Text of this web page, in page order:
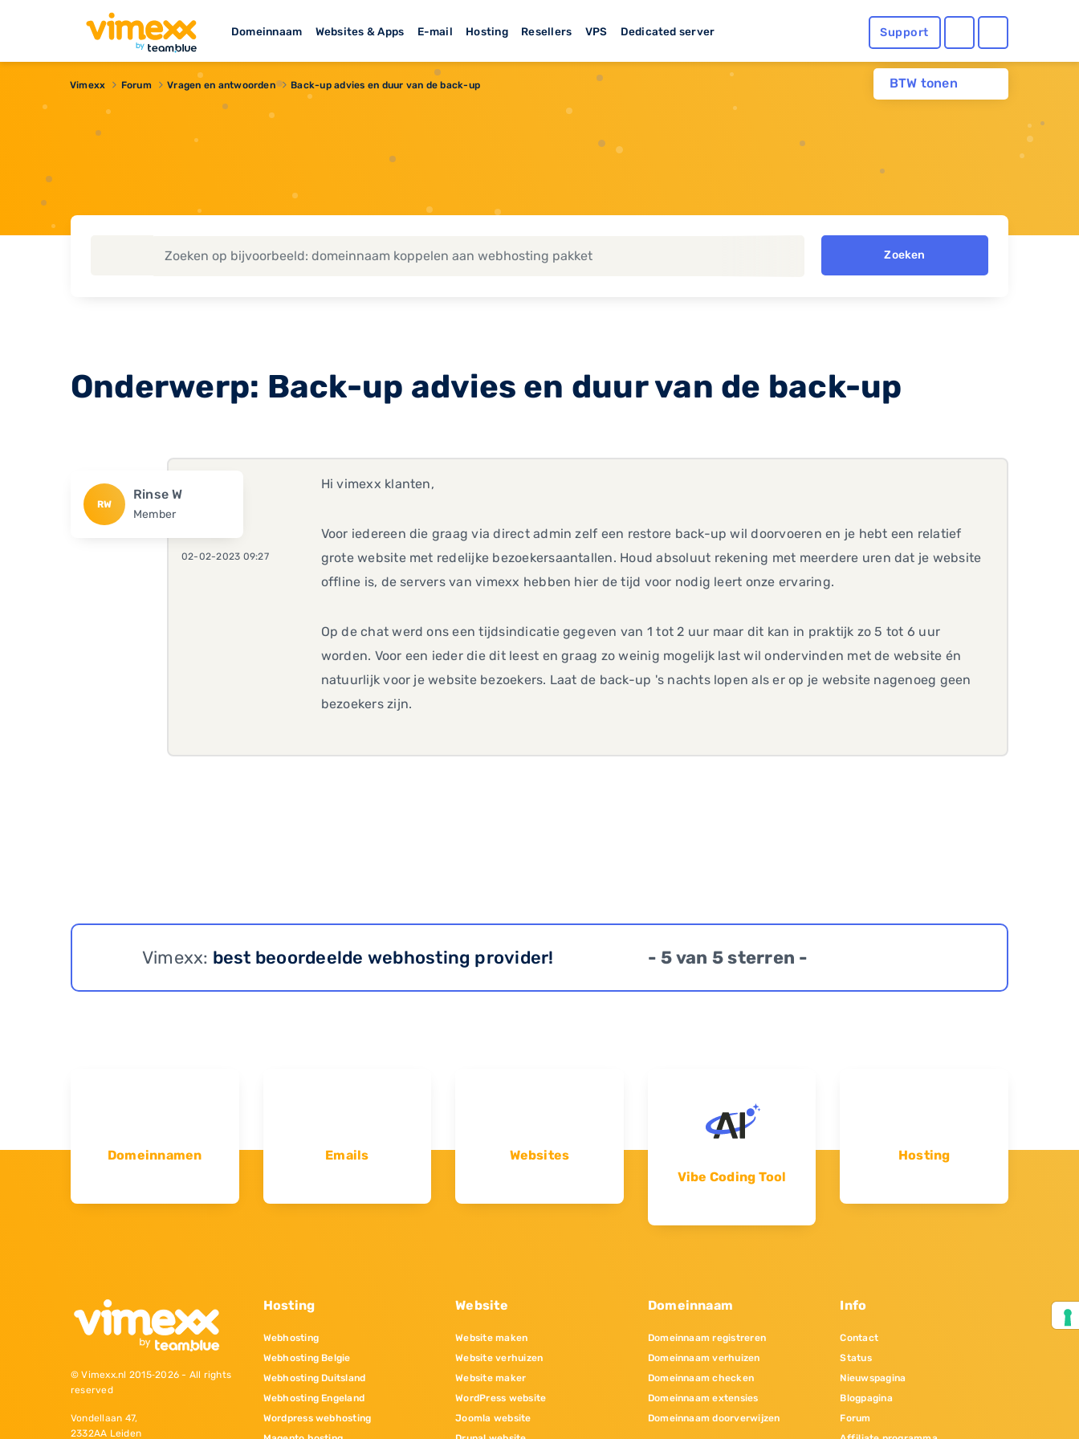
Domeinnaam Websites & Apps E-mail Hosting Resellers VPS Dedicated server Support
BTW tonen
Vimexx Forum Vragen en antwoorden Back-up advies en duur van de back-up
Zoeken
Onderwerp: Back-up advies en duur van de back-up
RW
Rinse W
Member
02-02-2023 09:27
Hi vimexx klanten,
Voor iedereen die graag via direct admin zelf een restore back-up wil doorvoeren en je hebt een relatief
grote website met redelijke bezoekersaantallen. Houd absoluut rekening met meerdere uren dat je website
offline is, de servers van vimexx hebben hier de tijd voor nodig leert onze ervaring.
Op de chat werd ons een tijdsindicatie gegeven van 1 tot 2 uur maar dit kan in praktijk zo 5 tot 6 uur
worden. Voor een ieder die dit leest en graag zo weinig mogelijk last wil ondervinden met de website én
natuurlijk voor je website bezoekers. Laat de back-up 's nachts lopen als er op je website nagenoeg geen
bezoekers zijn.
Vimexx: best beoordeelde webhosting provider! - 5 van 5 sterren -
Domeinnamen Emails
Websites
Vibe Coding Tool
Hosting
© Vimexx.nl 2015‐2026 - All rights
reserved
Vondellaan 47,
2332AA Leiden
Hosting
Webhosting
Webhosting Belgie
Webhosting Duitsland
Webhosting Engeland
Wordpress webhosting
Website
Website maken
Website verhuizen
Website maker
WordPress website
Joomla website
Domeinnaam
Domeinnaam registreren
Domeinnaam verhuizen
Domeinnaam checken
Domeinnaam extensies
Domeinnaam doorverwijzen
Info
Contact
Status
Nieuwspagina
Blogpagina
Forum